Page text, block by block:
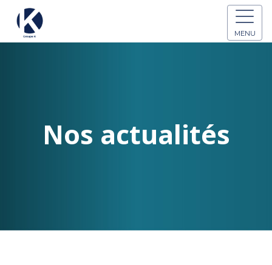
MENU
Nos actualités